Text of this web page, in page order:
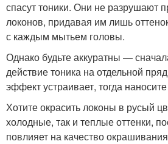
спасут тоники. Они не разрушают
локонов, придавая им лишь
с каждым мытьем головы.
Однако будьте аккуратны —
действие тоника на отдельной
эффект устраивает, тогда
Хотите окрасить локоны в русый
холодные, так и теплые оттенки,
повлияет на качество